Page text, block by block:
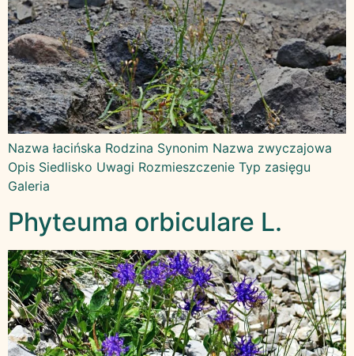
Nazwa łacińska Rodzina Synonim Nazwa zwyczajowa
Opis Siedlisko Uwagi Rozmieszczenie Typ zasięgu
Galeria
Phyteuma orbiculare L.